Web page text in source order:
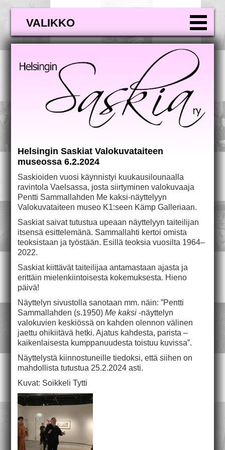
VALIKKO
Helsingin Saskiat Valokuvataiteen
museossa 6.2.2024
Saskioiden vuosi käynnistyi kuukausilounaalla
ravintola Vaelsassa, josta siirtyminen valokuvaaja
Pentti Sammallahden Me kaksi-näyttelyyn
Valokuvataiteen museo K1:seen Kämp Galleriaan.
Saskiat saivat tutustua upeaan näyttelyyn taiteilijan
itsensä esittelemänä. Sammallahti kertoi omista
teoksistaan ja työstään. Esillä teoksia vuosilta 1964–
2022.
Saskiat kiittävät taiteilijaa antamastaan ajasta ja
erittäin mielenkiintoisesta kokemuksesta. Hieno
päivä!
Näyttelyn sivustolla sanotaan mm. näin: ”Pentti
Sammallahden (s.1950) Me kaksi-näyttelyn
valokuvien keskiössä on kahden olennon välinen
jaettu ohikiitävä hetki. Ajatus kahdesta, parista –
kaikenlaisesta kumppanuudesta toistuu kuvissa”.
Näyttelystä kiinnostuneille tiedoksi, että siihen on
mahdollista tutustua 25.2.2024 asti.
Kuvat: Soikkeli Tytti